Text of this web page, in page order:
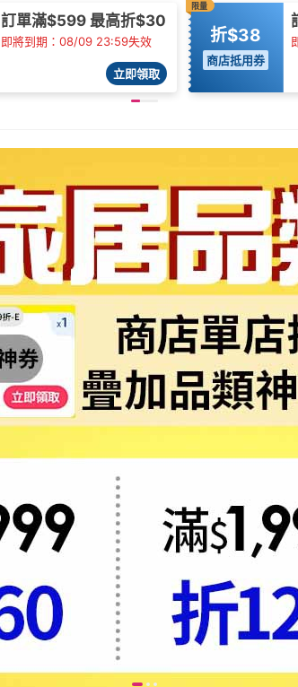
訂單滿$599 最高折$30
即將到期：08/09 23:59失效
立即領取
限量
折$38
商店抵用券